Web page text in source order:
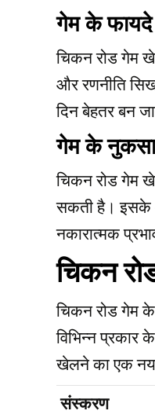
गेम के फायदे
चिकन रोड गेम
और रणनीति
दिन बेहतर बन
गेम के
चिकन रोड गेम
सकती है। इसके
नकारात्मक
चिकन
चिकन रोड गेम
विभिन्न प्रकार
खेलने का एक
संस्करण